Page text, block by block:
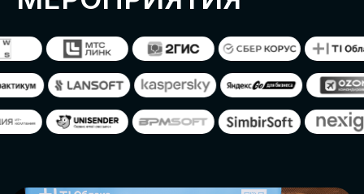
ЗАЯВКУ
СТАТЬ СПИКЕРОМ
Оставьте заявку, наши менеджеры
свяжутся с вами